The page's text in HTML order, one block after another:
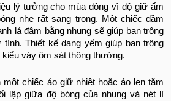
lý tưởng cho mùa đông vì độ giữ ấm
nhẹ rất sang trọng. Một chiếc đầm
lá đậm bằng nhung sẽ giúp bạn trông
Thiết kế dạng yếm giúp bạn trông
váy ôm sát thông thường.
một chiếc áo giữ nhiệt hoặc áo len tăm
lập giữa độ bóng của nhung và nét lì